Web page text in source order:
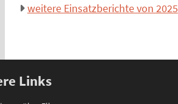
weitere Einsatzberichte von 2025
Links